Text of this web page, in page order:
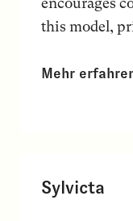
this model,
Mehr
Sylvicta